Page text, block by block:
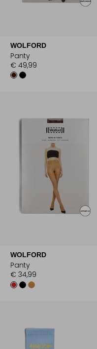
WOLFORD
Panty
€ 49,99
WOLFORD
Panty
€ 34,99